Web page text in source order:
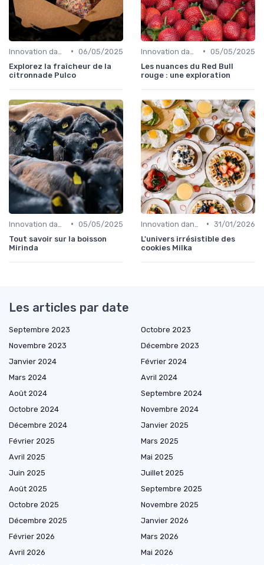
• 06/05/2025
Explorez la fraîcheur de la
citronnade Pulco
• 05/05/2025
Les nuances du Red Bull
rouge : une exploration
• 05/05/2025
Tout savoir sur la boisson
Mirinda
• 31/01/2026
L'univers irrésistible des
cookies Milka
Les articles par date
Septembre 2023
Octobre 2023
Novembre 2023
Décembre 2023
Janvier 2024
Février 2024
Mars 2024
Avril 2024
Août 2024
Septembre 2024
Octobre 2024
Novembre 2024
Décembre 2024
Janvier 2025
Février 2025
Mars 2025
Avril 2025
Mai 2025
Juin 2025
Juillet 2025
Août 2025
Septembre 2025
Octobre 2025
Novembre 2025
Décembre 2025
Janvier 2026
Février 2026
Mars 2026
Avril 2026
Mai 2026